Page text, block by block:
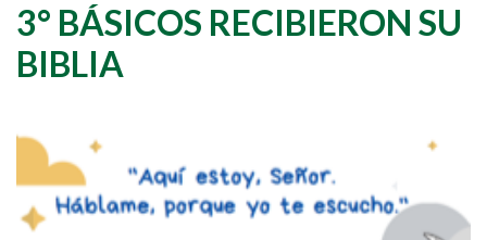
3° BÁSICOS RECIBIERON SU
BIBLIA